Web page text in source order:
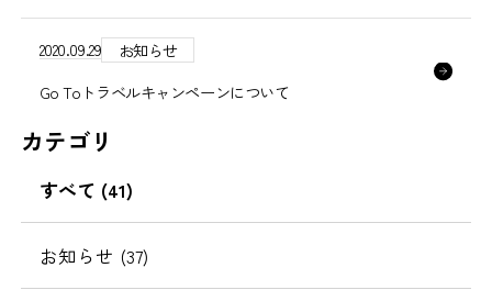
2020.09.29
お知らせ
Go Toトラベルキャンペーンについて
カテゴリ
すべて (41)
お知らせ (37)